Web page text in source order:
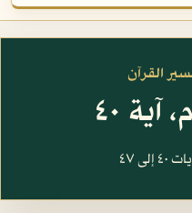
القرآن
٤٠
٤٧